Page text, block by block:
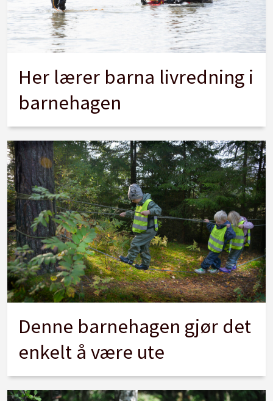
Her lærer barna livredning i
barnehagen
Denne barnehagen gjør det
enkelt å være ute